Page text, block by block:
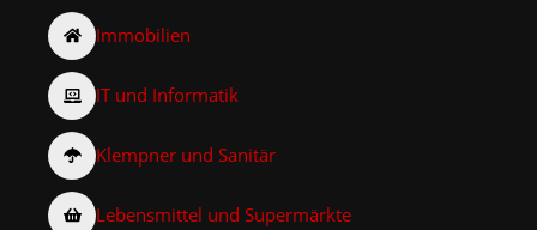
Immobilien
IT und Informatik
Klempner und Sanitär
Lebensmittel und Supermärkte